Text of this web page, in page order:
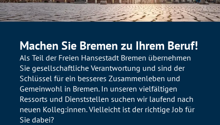
Machen Sie Bremen zu Ihrem Beruf!
Als Teil der Freien Hansestadt Bremen übernehmen
Sie gesellschaftliche Verantwortung und sind der
Schlüssel für ein besseres Zusammenleben und
Gemeinwohl in Bremen. In unseren vielfältigen
Ressorts und Dienststellen suchen wir laufend nach
neuen Kolleg:innen. Vielleicht ist der richtige Job für
Sie dabei?